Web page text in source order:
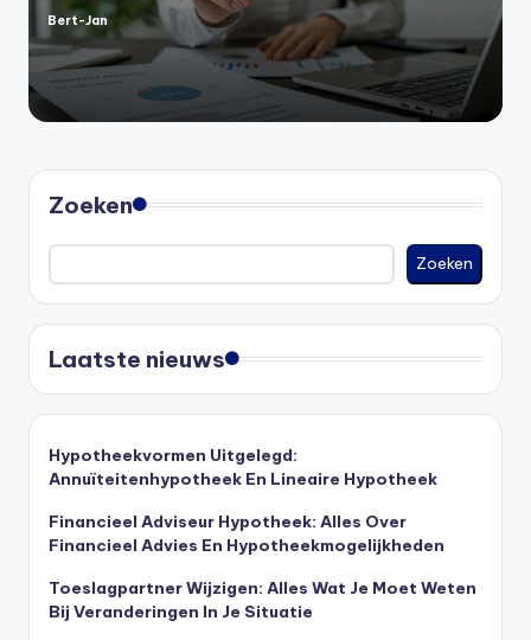
Geplaatst
door
Bert-Jan
Zoeken
Zoeken
Laatste nieuws
Hypotheekvormen Uitgelegd:
Annuïteitenhypotheek En Lineaire Hypotheek
Financieel Adviseur Hypotheek: Alles Over
Financieel Advies En Hypotheekmogelijkheden
Toeslagpartner Wijzigen: Alles Wat Je Moet Weten
Bij Veranderingen In Je Situatie